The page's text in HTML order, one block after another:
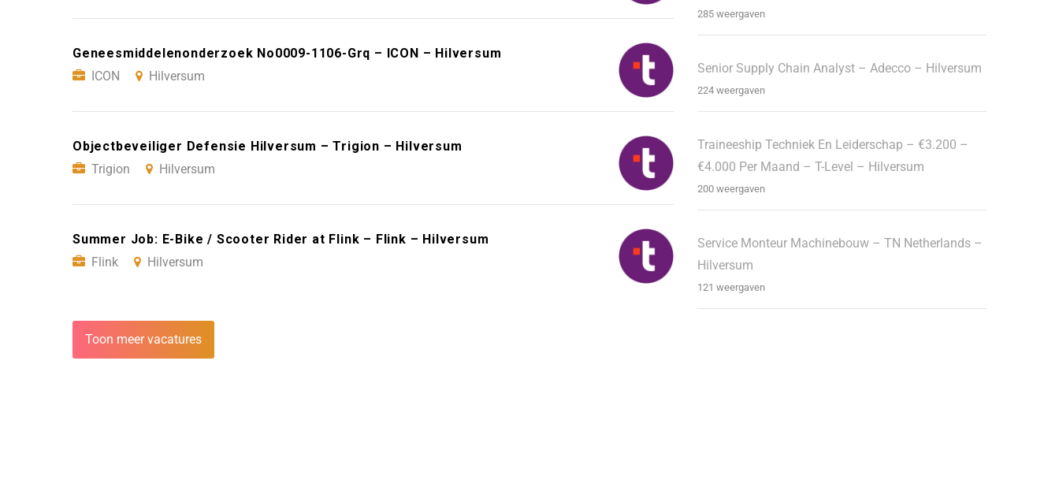
Geneesmiddelenonderzoek No0009-1106-Grq – ICON – Hilversum
ICON
Hilversum
Objectbeveiliger Defensie Hilversum – Trigion – Hilversum
Trigion
Hilversum
Summer Job: E-Bike / Scooter Rider at Flink – Flink – Hilversum
Flink
Hilversum
Toon meer vacatures
285 weergaven
Senior Supply Chain Analyst – Adecco – Hilversum
224 weergaven
Traineeship Techniek En Leiderschap – €3.200 –
€4.000 Per Maand – T-Level – Hilversum
200 weergaven
Service Monteur Machinebouw – TN Netherlands –
Hilversum
121 weergaven